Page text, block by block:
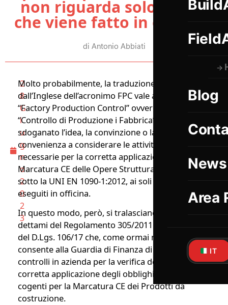
Blog
News
Area
IT
non riguarda solo quello
che viene fatto in officina.
di Antonio Abbiati
2
8
G
i
u
g
n
o
2
0
2
3
Molto probabilmente, la traduzione
dall’Inglese dell’acronimo FPC vale a dire
“Factory Production Control” ovvero il
“Controllo di Produzione i Fabbrica”, ha
sdoganato l’idea, la convinzione o la
convenienza a considerare le attività
necessarie per la corretta applicazione della
Marcatura CE delle Opere Strutturali ricadenti
sotto la UNI EN 1090-1:2012, ai soli controlli
eseguiti in officina.
In questo modo, però, si tralasciano tutti i
dettami del Regolamento 305/2011 (CPR) e
del D.Lgs. 106/17 che, come ormai noto,
consente alla Guardia di Finanza di eseguire
controlli in azienda per la verifica della
corretta applicazione degli obblighi di legge
cogenti per la Marcatura CE dei Prodotti da
costruzione.